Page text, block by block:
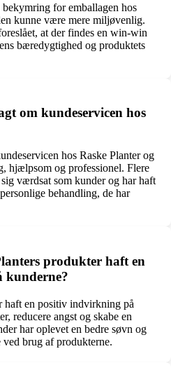
for emballagen hos
kunne være mere miljøvenlig.
at der findes en win-win
bæredygtighed og produktets
om kundeservicen hos
hos Raske Planter og
hjælpsom og professionel. Flere
værdsat som kunder og har haft
behandling, de har
produkter haft en
kunderne?
haft en positiv indvirkning på
reducere angst og skabe en
har oplevet en bedre søvn og
brug af produkterne.